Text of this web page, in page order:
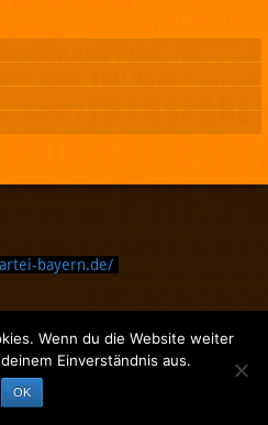
bayern.de/
oben.
des Textes.
Sucheingabe.
Wenn du die Website weiter
Einverständnis aus.
OK